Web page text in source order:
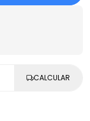
CALCULAR